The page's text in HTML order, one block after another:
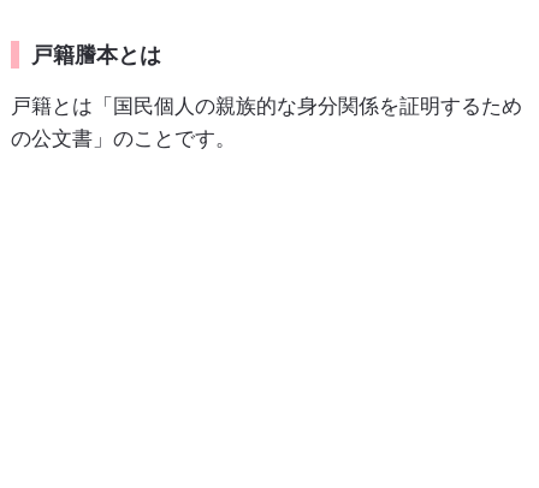
戸籍謄本とは
戸籍とは「国民個人の親族的な身分関係を証明するため
の公文書」のことです。